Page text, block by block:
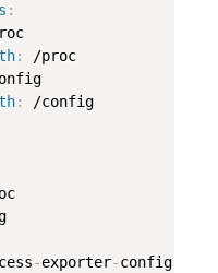
:
:
/proc
:
/config
-exporter-